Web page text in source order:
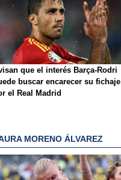
que el interés Barça-Rodri
buscar encarecer su fichaje
el Real Madrid
MORENO ÁLVAREZ